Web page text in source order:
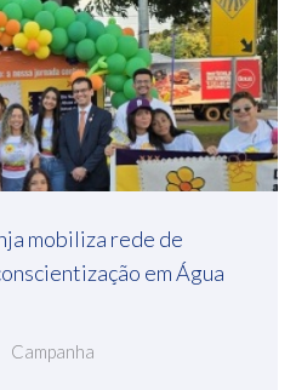
mobiliza rede de
em Água
Campanha